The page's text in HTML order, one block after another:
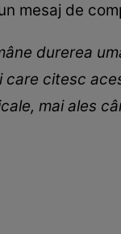
mesaj de
durerea
citesc
mai ales